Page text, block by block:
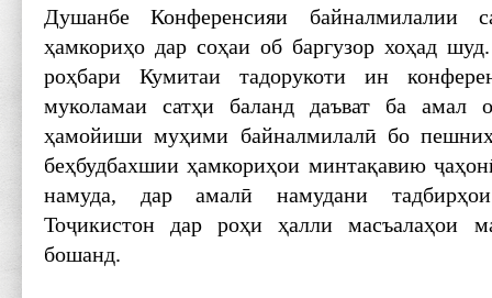
Душанбе Конференсияи байналмилалии
ҳамкориҳо дар соҳаи об баргузор хоҳад
роҳбари Кумитаи тадорукоти ин
муколамаи сатҳи баланд даъват ба
ҳамойиши муҳими байналмилалӣ бо
беҳбудбахшии ҳамкориҳои минтақавию
намуда, дар амалӣ намудани
Тоҷикистон дар роҳи ҳалли масъалаҳои
бошанд.